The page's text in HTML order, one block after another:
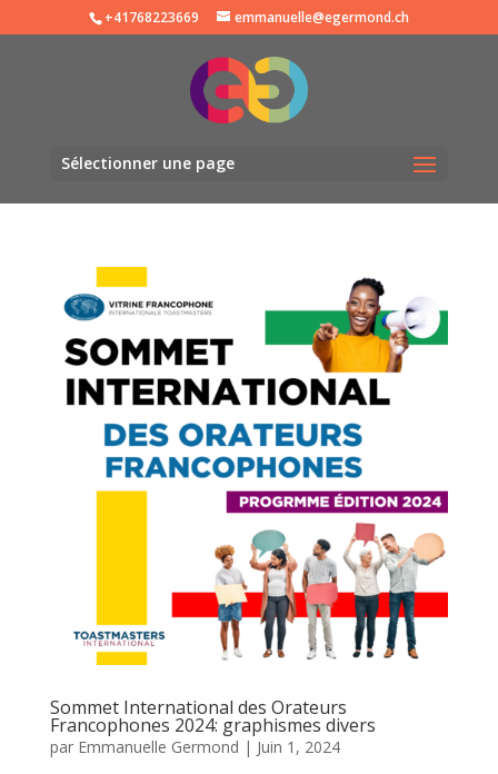
+41768223669 emmanuelle@egermond.ch
Sélectionner une page
Sommet International des Orateurs
Francophones 2024: graphismes divers
par Emmanuelle Germond | Juin 1, 2024